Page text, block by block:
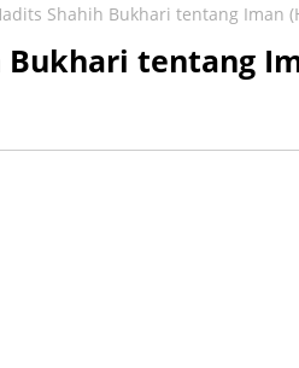
Shahih Bukhari tentang Iman
tentang